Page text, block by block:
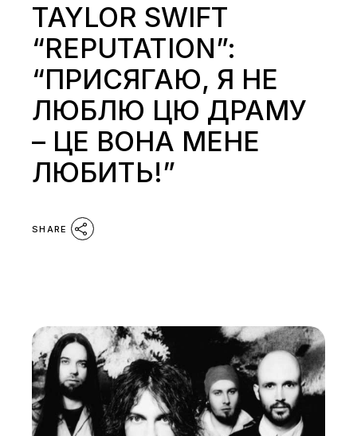
TAYLOR SWIFT
“REPUTATION”:
“ПРИСЯГАЮ, Я НЕ
ЛЮБЛЮ ЦЮ ДРАМУ
– ЦЕ ВОНА МЕНЕ
ЛЮБИТЬ!”
SHARE